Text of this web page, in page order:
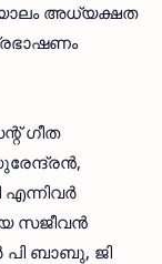
അധ്യക്ഷത
ഗീത
എന്നിവര്‍
സജീവന്‍
പി ബാബു, ജി